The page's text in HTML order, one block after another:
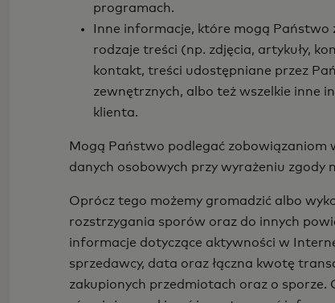
programach.
Inne informacje, które mogą Państwo
rodzaje treści (np. zdjęcia, artykuły,
kontakt, treści udostępniane przez
zewnętrznych, albo też wszelkie inne
klienta.
Mogą Państwo podlegać zobowiązaniom
danych osobowych przy wyrażeniu zgody
Oprócz tego możemy gromadzić albo
rozstrzygania sporów oraz do innych
informacje dotyczące aktywności w
sprzedawcy, data oraz łączna kwotę
zakupionych przedmiotach oraz o